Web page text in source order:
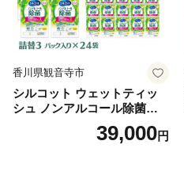
香川県観音寺市
シルコット ウェットティッ
シュ ノンアルコール除菌詰
替（43枚×3P）×24袋 日用品
おもちゃ 拭き取り 手拭き 外
39,000円